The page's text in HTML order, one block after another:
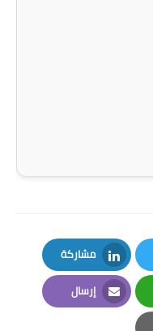
المتوسطة
الاعدادية
انشاء
مشاركة
LinkedIn
إرسال
Email